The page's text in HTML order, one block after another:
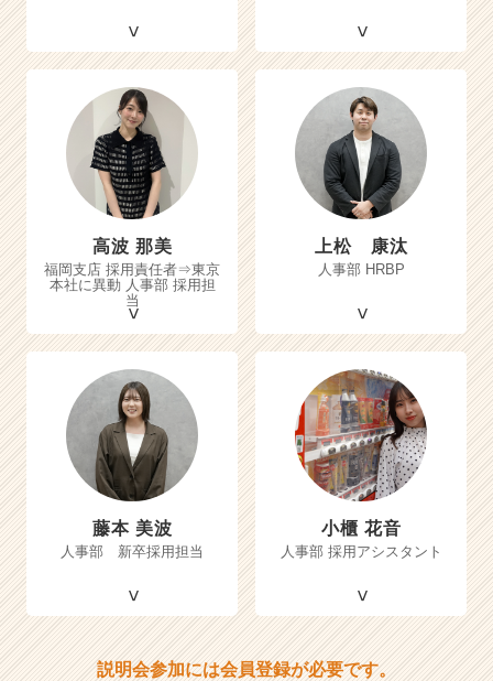
高波 那美
福岡支店 採用責任者⇒東京
本社に異動 人事部 採用担
当
上松 康汰
人事部 HRBP
藤本 美波
人事部 新卒採用担当
小櫃 花音
人事部 採用アシスタント
説明会参加には会員登録が必要です。